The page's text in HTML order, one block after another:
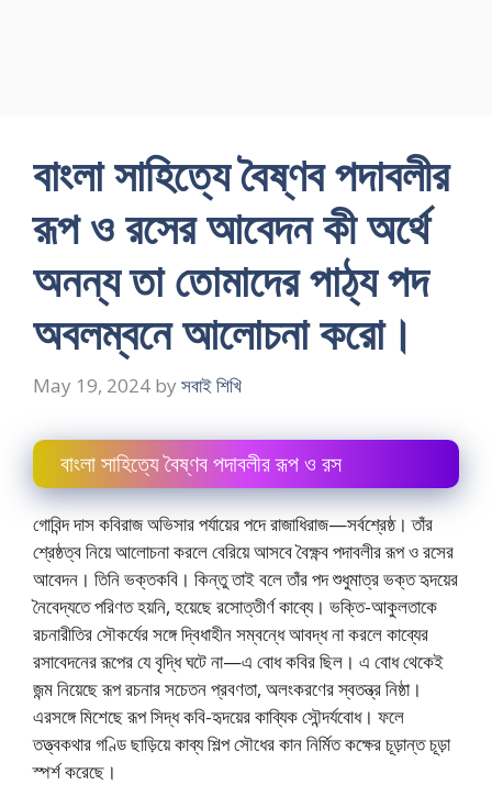
বাংলা সাহিত্যে বৈষ্ণব পদাবলীর
রূপ ও রসের আবেদন কী অর্থে
অনন্য তা তোমাদের পাঠ্য পদ
অবলম্বনে আলোচনা করো।
May 19, 2024 by সবাই শিখি
বাংলা সাহিত্যে বৈষ্ণব পদাবলীর রূপ ও রস
গোবিন্দ দাস কবিরাজ অভিসার পর্যায়ের পদে রাজাধিরাজ—সর্বশ্রেষ্ঠ। তাঁর
শ্রেষ্ঠত্ব নিয়ে আলোচনা করলে বেরিয়ে আসবে বৈক্ষ্ণব পদাবলীর রূপ ও রসের
আবেদন। তিনি ভক্তকবি। কিন্তু তাই বলে তাঁর পদ শুধুমাত্র ভক্ত হৃদয়ের
নৈবেদ্যতে পরিণত হয়নি, হয়েছে রসোত্তীর্ণ কাব্যে। ভক্তি-আকুলতাকে
রচনারীতির সৌকর্যের সঙ্গে দ্বিধাহীন সম্বন্ধে আবদ্ধ না করলে কাব্যের
রসাবেদনের রূপের যে বৃদ্ধি ঘটে না—এ বোধ কবির ছিল। এ বোধ থেকেই
জন্ম নিয়েছে রূপ রচনার সচেতন প্রবণতা, অলংকরণের স্বতন্ত্র নিষ্ঠা।
এরসঙ্গে মিশেছে রূপ সিদ্ধ কবি-হৃদয়ের কাব্যিক সৌন্দর্যবোধ। ফলে
তত্ত্বকথার গণ্ডি ছাড়িয়ে কাব্য শিল্প সৌধের কান নির্মিত কক্ষের চূড়ান্ত চূড়া
স্পর্শ করেছে।